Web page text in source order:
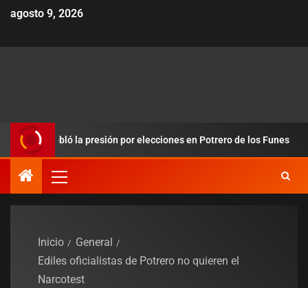
agosto 9, 2026
la presión por elecciones en Potrero de los Funes
Inicio
General
Ediles oficialistas de Potrero no quieren el
Narcotest